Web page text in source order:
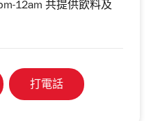
12am 共提供飲料及
打電話